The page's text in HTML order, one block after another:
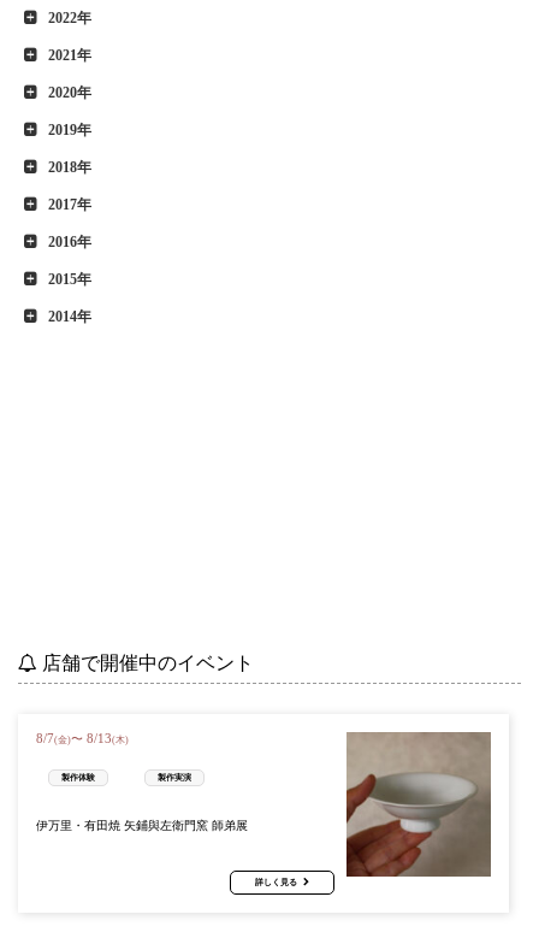
2022年
2021年
2020年
2019年
2018年
2017年
2016年
2015年
2014年
店舗で開催中のイベント
8/7(金)〜 8/13(木)
製作体験 製作実演
伊万里・有田焼 矢鋪與左衛門窯 師弟展
詳しく見る